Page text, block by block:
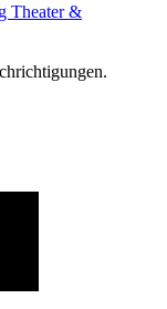
Theater &